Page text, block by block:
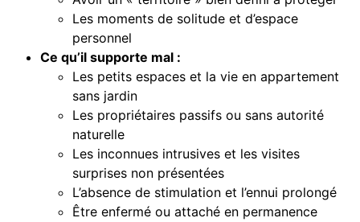
Les moments de solitude et d’espace
personnel
Ce qu’il supporte mal :
Les petits espaces et la vie en appartement
sans jardin
Les propriétaires passifs ou sans autorité
naturelle
Les inconnues intrusives et les visites
surprises non présentées
L’absence de stimulation et l’ennui prolongé
Être enfermé ou attaché en permanence